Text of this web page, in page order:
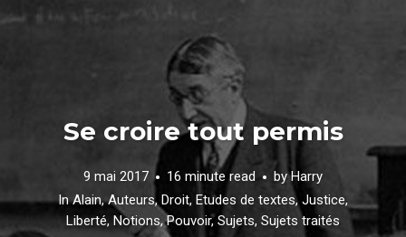
Se croire tout permis
9 mai 2017 16 minute read byHarry
InAlain,Auteurs, Droit, Etudes de textes, Justice,
Liberté, Notions,Pouvoir,Sujets, Sujets traités